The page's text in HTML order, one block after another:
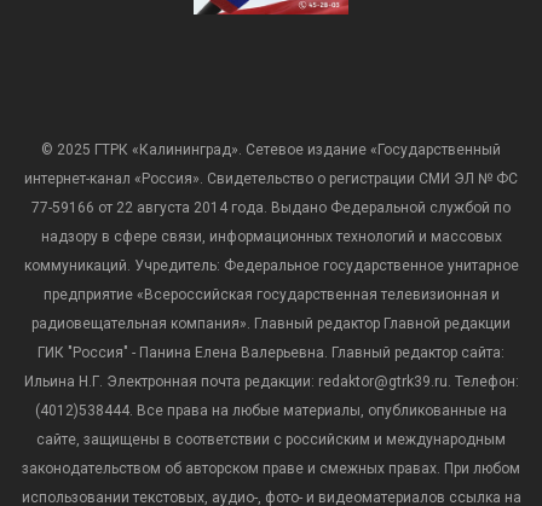
© 2025 ГТРК «Калининград». Сетевое издание «Государственный
интернет-канал «Россия». Свидетельство о регистрации СМИ ЭЛ № ФС
77-59166 от 22 августа 2014 года. Выдано Федеральной службой по
надзору в сфере связи, информационных технологий и массовых
коммуникаций. Учредитель: Федеральное государственное унитарное
предприятие «Всероссийская государственная телевизионная и
радиовещательная компания». Главный редактор Главной редакции
ГИК "Россия" - Панина Елена Валерьевна. Главный редактор сайта:
Ильина Н.Г. Электронная почта редакции: redaktor@gtrk39.ru. Телефон:
(4012)538444. Все права на любые материалы, опубликованные на
сайте, защищены в соответствии с российским и международным
законодательством об авторском праве и смежных правах. При любом
использовании текстовых, аудио-, фото- и видеоматериалов ссылка на